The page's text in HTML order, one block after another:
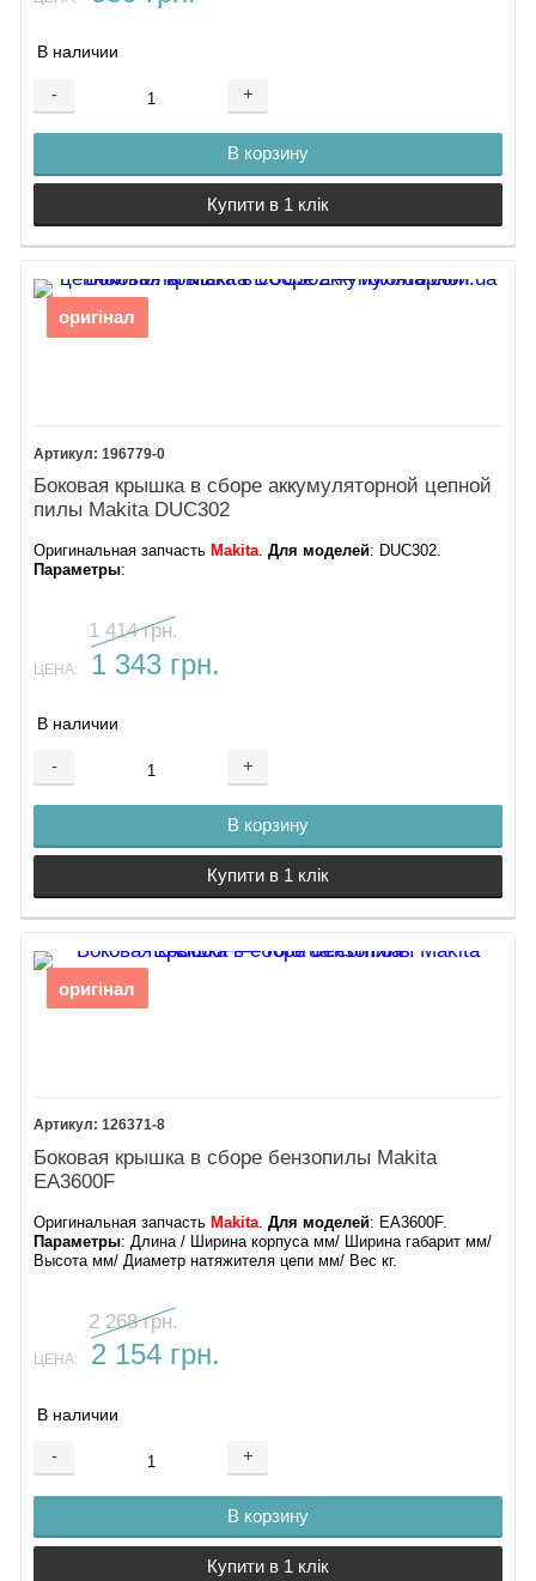
В наличии
- +
В корзину
Купити в 1 клік
оригінал
196779-0
Боковая крышка в сборе аккумуляторной цепной
пилы Makita DUC302
Оригинальная запчасть Makita.Для моделей: DUC302.
Параметры:
1 414 грн.
ЦЕНА: 1 343 грн.
В наличии
- +
В корзину
Купити в 1 клік
оригінал
126371-8
Боковая крышка в сборе бензопилы Makita
EA3600F
Оригинальная запчасть Makita .Для моделей: EA3600F.
Параметры: Длина / Ширина корпуса мм/ Ширина габарит мм/
Высота мм/ Диаметр натяжителя цепи мм/ Вес кг.
2 268 грн.
ЦЕНА: 2 154 грн.
В наличии
- +
В корзину
Купити в 1 клік